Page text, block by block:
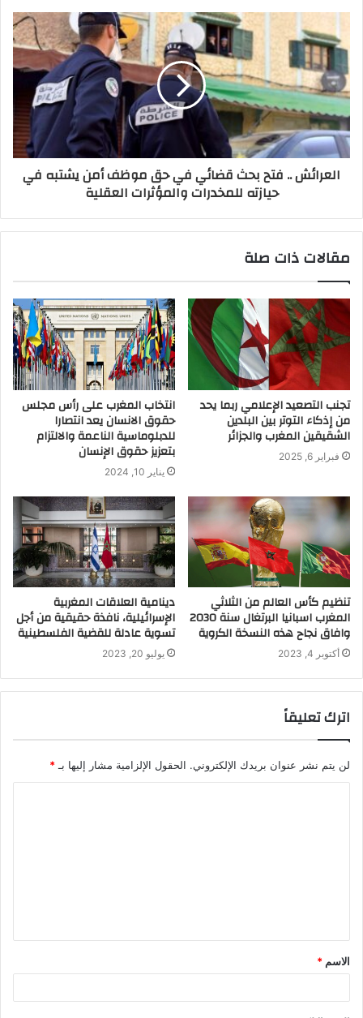
العرائش .. فتح بحث قضائي في حق موظف أمن يشتبه في
حيازته للمخدرات والمؤثرات العقلية
مقالات ذات صلة
تجنب التصعيد الإعلامي ربما يحد
من إذكاء التوتر بين البلدين
الشقيقين المغرب والجزائر
فبراير 6, 2025
انتخاب المغرب على رأس مجلس
حقوق الانسان يعد انتصارا
للدبلوماسية الناعمة والالتزام
بتعزيز حقوق الإنسان
يناير 10, 2024
تنظيم كأس العالم من الثلاثي
المغرب اسبانيا البرتغال سنة 2030
وافاق نجاح هذه النسخة الكروية
أكتوبر 4, 2023
دينامية العلاقات المغربية
الإسرائيلية، نافذة حقيقية من أجل
تسوية عادلة للقضية الفلسطينية
يوليو 20, 2023
اترك تعليقاً
لن يتم نشر عنوان بريدك الإلكتروني. الحقول الإلزامية مشار إليها بـ*
الاسم *